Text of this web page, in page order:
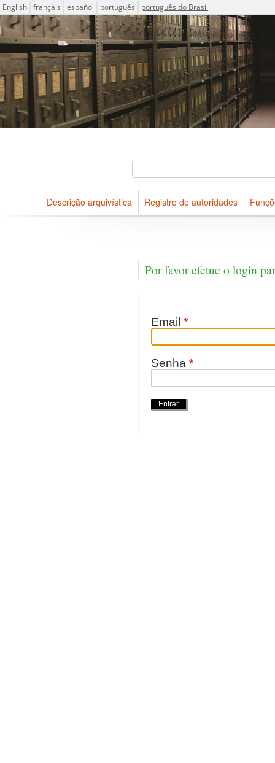
Idioma
English français español português português do Brasil
Descrições arquivísticas do acervo do Arquivo Público do
Projeto ICA-AtoM
Descrição arquivística Registro de autoridades
Por favor efetue o login
Email *
Senha *
Ações